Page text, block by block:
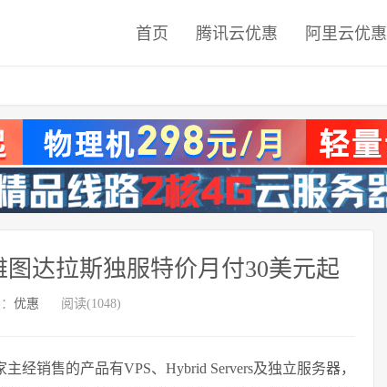
首页 腾讯云优惠 阿里云优惠
达拉斯独服特价月付30美元起
优惠 阅读(1048)
经销售的产品有VPS、Hybrid Servers及独立服务器，